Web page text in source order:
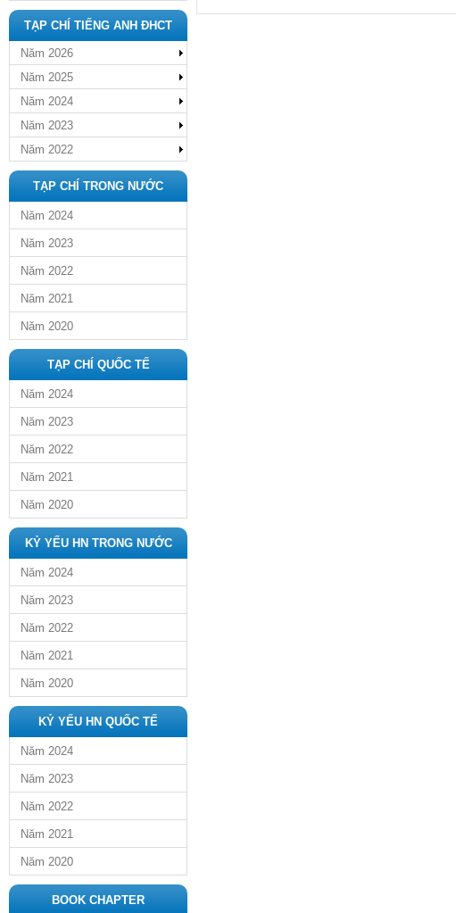
TẠP CHÍ TIẾNG ANH ĐHCT
Năm 2026
Năm 2025
Năm 2024
Năm 2023
Năm 2022
TẠP CHÍ TRONG NƯỚC
Năm 2024
Năm 2023
Năm 2022
Năm 2021
Năm 2020
TẠP CHÍ QUỐC TẾ
Năm 2024
Năm 2023
Năm 2022
Năm 2021
Năm 2020
KỶ YẾU HN TRONG NƯỚC
Năm 2024
Năm 2023
Năm 2022
Năm 2021
Năm 2020
KỶ YẾU HN QUỐC TẾ
Năm 2024
Năm 2023
Năm 2022
Năm 2021
Năm 2020
BOOK CHAPTER